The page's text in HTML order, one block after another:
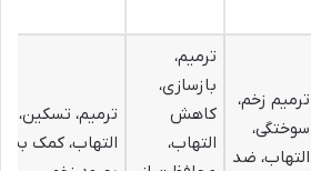
ترمیم زخم،
سوختگی،
التهاب، ضد
ترمیم،
بازسازی،
کاهش
التهاب،
ترمیم، تسکین،
التهاب، کمک به